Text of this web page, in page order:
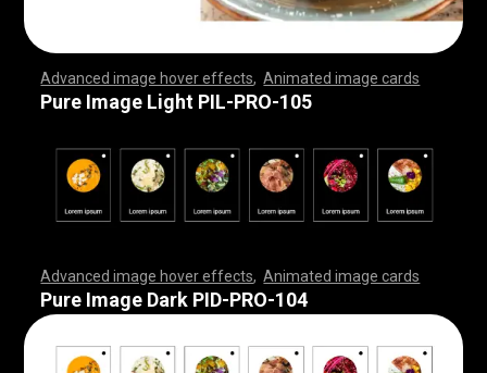
Advanced image hover effects ,Animated image cards
,,,,,,,,,,,,,,,,,,,,,,,,,,,,,,,,, ,,,,,,,,,,,,,,,,,,,,,,,,,
,,,,,,,,,,,,,,,,,,,,,,,,,,,,,,,,, ,,,,,,,,,,,,,,,,,,,,,,,,,
,,,,,,,,,,,,,,,,,,,,,,,,,,,,,,,,, ,,,,,,,,,,,,,,,,,,,,,,,
Pure Image Light PIL-PRO-105
Advanced image hover effects ,Animated image cards
,,,,,,,,,,,,,,,,,,,,,,,,,,,,,,,,, ,,,,,,,,,,,,,,,,,,,,,,,,,
,,,,,,,,,,,,,,,,,,,,,,,,,,,,,,,,, ,,,,,,,,,,,,,,,,,,,,,,,,,
,,,,,,,,,,,,,,,,,,,,,,,,,,,,,,,,, ,,,,,,,,,,,,,,,,,,,,,,,
Pure Image Dark PID-PRO-104